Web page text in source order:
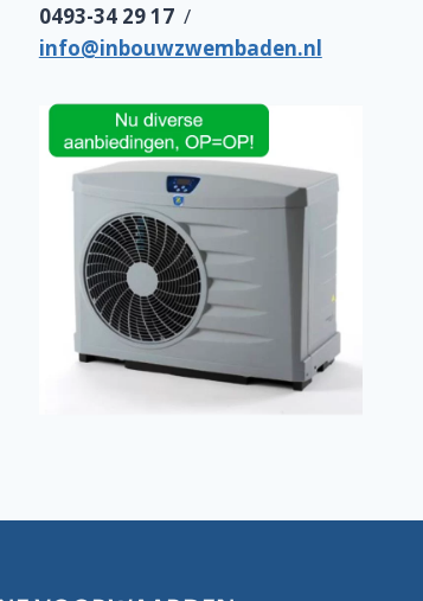
0493-34 29 17/
info@inbouwzwembaden.nl